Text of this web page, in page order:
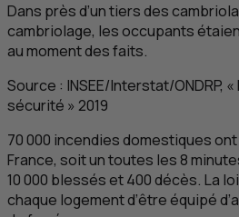
Dans près d’un tiers des
cambriolage, les occupants
au moment des faits.
Source : INSEE/Interstat/ONDRP,
sécurité » 2019
70 000 incendies domestiques
France, soit un toutes les 8
10 000 blessés et 400 décès. La
chaque logement d’être équipé